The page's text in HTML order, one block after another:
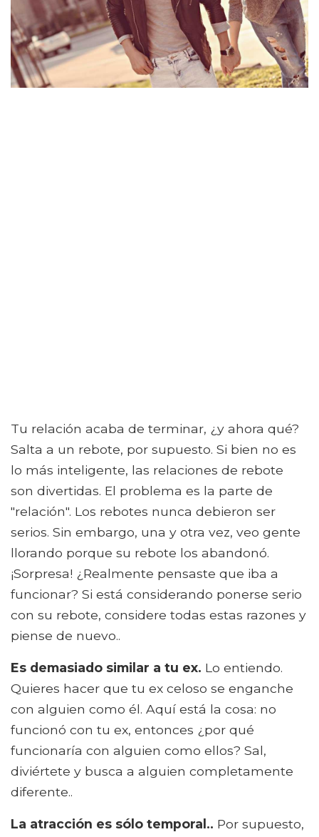
Tu relación acaba de terminar, ¿y ahora qué?
Salta a un rebote, por supuesto. Si bien no es
lo más inteligente, las relaciones de rebote
son divertidas. El problema es la parte de
"relación". Los rebotes nunca debieron ser
serios. Sin embargo, una y otra vez, veo gente
llorando porque su rebote los abandonó.
¡Sorpresa! ¿Realmente pensaste que iba a
funcionar? Si está considerando ponerse serio
con su rebote, considere todas estas razones y
piense de nuevo..
Es demasiado similar a tu ex. Lo entiendo.
Quieres hacer que tu ex celoso se enganche
con alguien como él. Aquí está la cosa: no
funcionó con tu ex, entonces ¿por qué
funcionaría con alguien como ellos? Sal,
diviértete y busca a alguien completamente
diferente..
La atracción es sólo temporal.. Por supuesto,